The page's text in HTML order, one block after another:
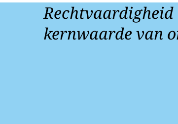
Rechtvaardigheid
kernwaarde van